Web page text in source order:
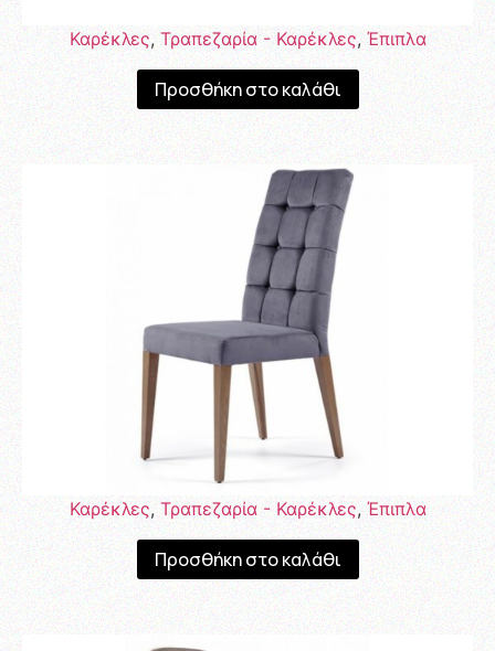
Καρέκλες,Τραπεζαρία - Καρέκλες,Έπιπλα
Προσθήκη στο καλάθι
Καρέκλες, Τραπεζαρία - Καρέκλες,Έπιπλα
Προσθήκη στο καλάθι